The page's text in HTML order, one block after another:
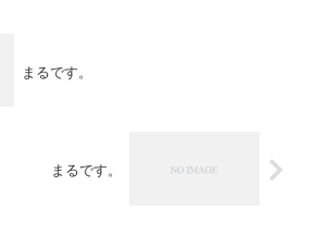
まるです。
まるです。